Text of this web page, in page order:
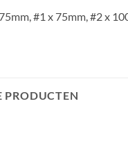
#1 x 75mm, #2 x
PRODUCTEN